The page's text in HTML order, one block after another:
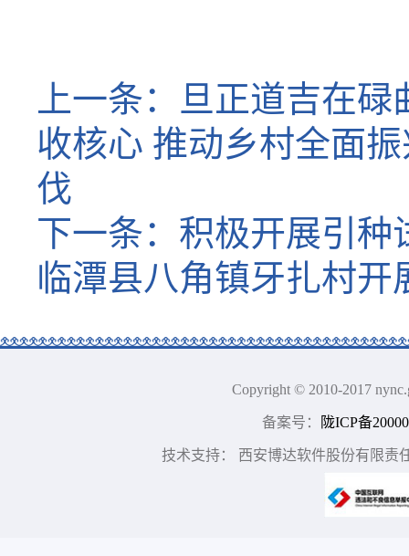
上一条：
旦正道吉在
收核心 推动乡村全面
伐
下一条： 积极开展引种
临潭县八角镇牙扎村开
Copyright © 2010-2017
备案号： 陇ICP备
技术支持： 西安博达软件股份有限责